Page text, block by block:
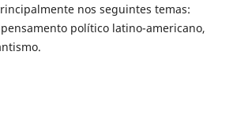
nos seguintes temas:
político latino-americano,